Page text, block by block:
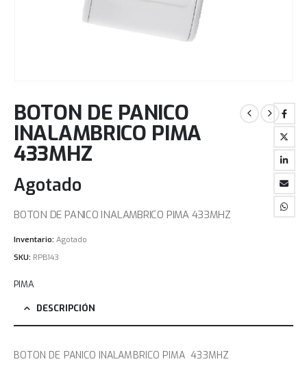
BOTON DE PANICO
INALAMBRICO PIMA
433MHZ
Agotado
BOTON DE PANICO INALAMBRICO PIMA 433MHZ
Inventario: Agotado
SKU: RPB143
PIMA
DESCRIPCIÓN
BOTON DE PANICO INALAMBRICO PIMA 433MHZ